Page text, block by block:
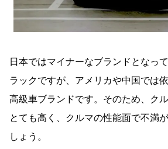
日本ではマイナーなブランドとなっ
ラックですが、アメリカや中国では
高級車ブランドです。そのため、ク
とても高く、クルマの性能面で不満
しょう。